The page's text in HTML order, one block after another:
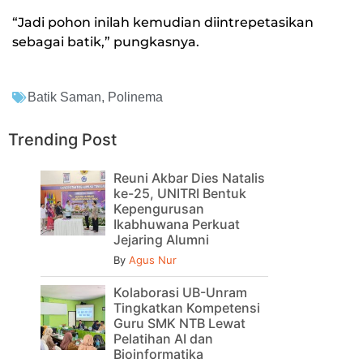
“Jadi pohon inilah kemudian diintrepetasikan
sebagai batik,” pungkasnya.
Batik Saman, Polinema
Trending Post
Reuni Akbar Dies Natalis
ke-25, UNITRI Bentuk
Kepengurusan
Ikabhuwana Perkuat
Jejaring Alumni
By Agus Nur
Kolaborasi UB-Unram
Tingkatkan Kompetensi
Guru SMK NTB Lewat
Pelatihan AI dan
Bioinformatika